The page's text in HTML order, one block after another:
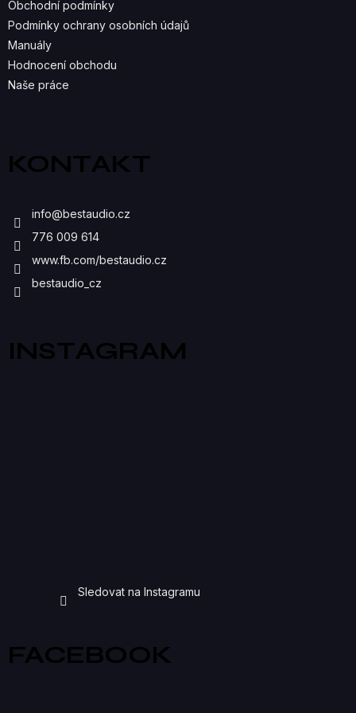
R
V
Obchodní podmínky
Podmínky ochrany osobních údajů
Manuály
Hodnocení obchodu
Naše práce
KONTAKT
info@bestaudio.cz
776 009 614
www.fb.com/bestaudio.cz
bestaudio_cz
INSTAGRAM
Sledovat na Instagramu
FACEBOOK